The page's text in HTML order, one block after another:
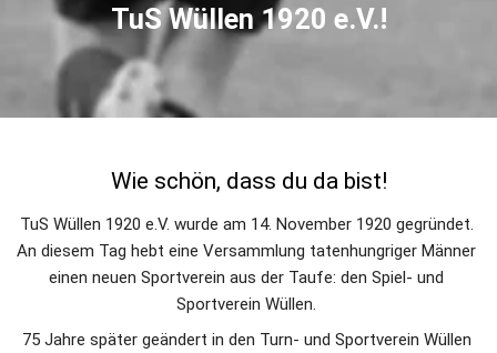
TuS Wüllen 1920 e.V.!
Wie schön, dass du da bist!
TuS Wüllen 1920 e.V. wurde am 14. November 1920 gegründet.
An diesem Tag hebt eine Versammlung tatenhungriger Männer
einen neuen Sportverein aus der Taufe: den Spiel- und
Sportverein Wüllen.
75 Jahre später geändert in den Turn- und Sportverein Wüllen